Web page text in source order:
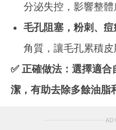
分泌失控，影響整體
毛孔阻塞，粉刺、痘
角質，讓毛孔累積皮
✅ 正確做法：選擇適
潔，有助去除多餘油脂